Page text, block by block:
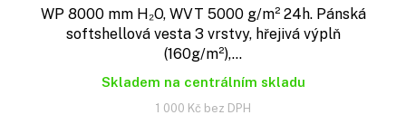
WP 8000 mm H₂O, WVT 5000 g/m² 24h. Pánská
softshellová vesta 3 vrstvy, hřejivá výplň
(160g/m²),...
Skladem na centrálním skladu
1 000 Kč bez DPH